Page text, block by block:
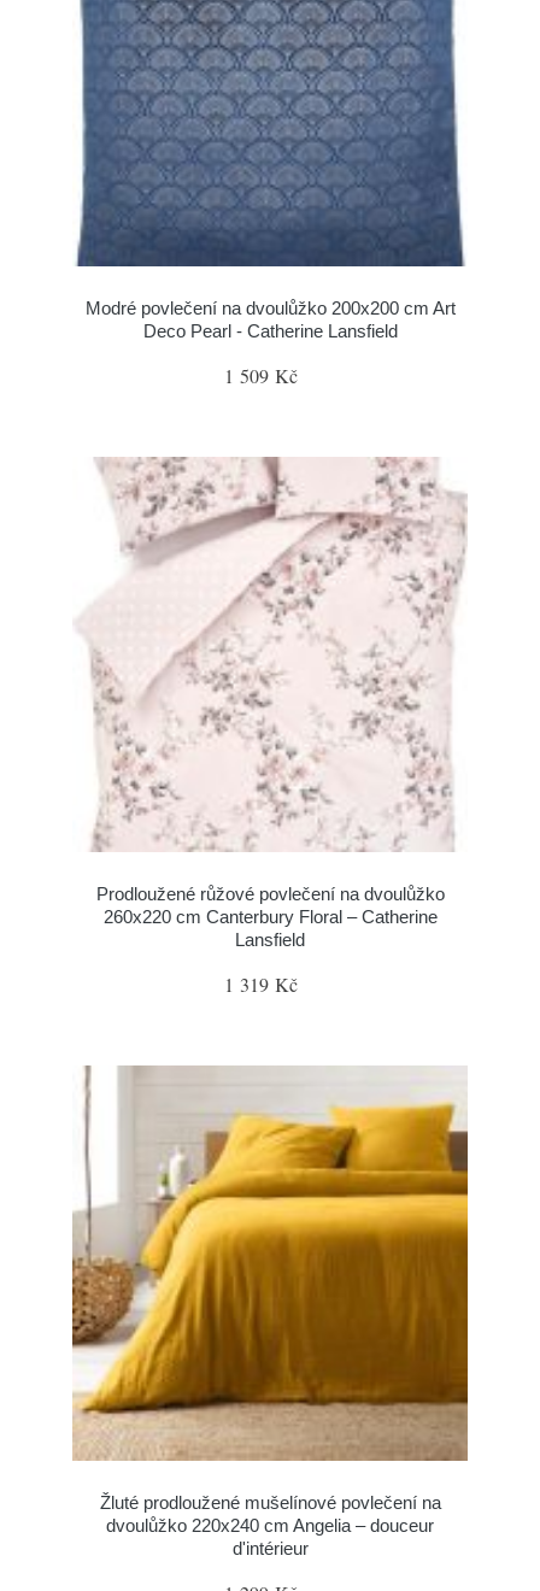
Modré povlečení na dvoulůžko 200x200 cm Art
Deco Pearl - Catherine Lansfield
1 509 Kč
Prodloužené růžové povlečení na dvoulůžko
260x220 cm Canterbury Floral – Catherine
Lansfield
1 319 Kč
Žluté prodloužené mušelínové povlečení na
dvoulůžko 220x240 cm Angelia – douceur
d'intérieur